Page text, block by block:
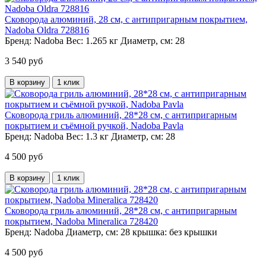
Сковорода алюминий, 28 см, с антипригарным покрытием,
Nadoba Oldra 728816
Бренд: Nadoba Вес: 1.265 кг Диаметр, см: 28
3 540 руб
В корзину 1 клик
Сковорода гриль алюминий, 28*28 см, с антипригарным
покрытием и съёмной ручкой, Nadoba Pavla
Бренд: Nadoba Вес: 1.3 кг Диаметр, см: 28
4 500 руб
В корзину 1 клик
Сковорода гриль алюминий, 28*28 см, с антипригарным
покрытием, Nadoba Mineralica 728420
Бренд: Nadoba Диаметр, см: 28 крышка: без крышки
4 500 руб